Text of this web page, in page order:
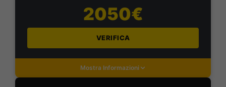
2050€
VERIFICA
Mostra Informazioni